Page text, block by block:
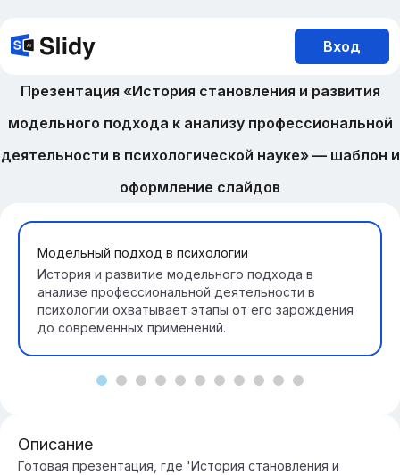
Вход
Презентация «История становления и развития
модельного подхода к анализу профессиональной
деятельности в психологической науке» — шаблон и
оформление слайдов
Модельный подход в психологии
История и развитие модельного подхода в
анализе профессиональной деятельности в
психологии охватывает этапы от его зарождения
до современных применений.
Описание
Готовая презентация, где 'История становления и